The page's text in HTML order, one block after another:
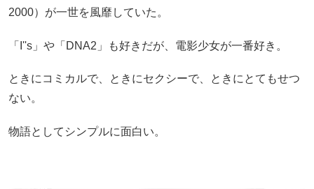
2000）が一世を風靡していた。
「I''s」や「DNA2」も好きだが、電影少女が一番好き。
ときにコミカルで、ときにセクシーで、ときにとてもせつ
ない。
物語としてシンプルに面白い。